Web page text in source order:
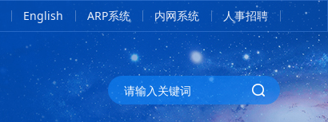
English ARP系统 内网系统 人事招聘